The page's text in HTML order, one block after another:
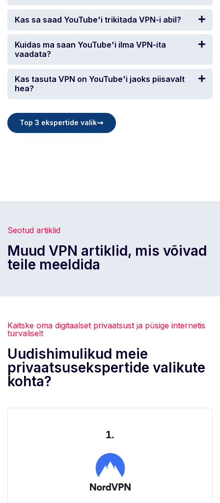
Kas sa saad YouTube'i trikitada VPN-i abil?
Kuidas ma saan YouTube'i ilma VPN-ita
vaadata?
Kas tasuta VPN on YouTube'i jaoks piisavalt
hea?
Top 3 ekspertide valik
Seotud artiklid
Muud VPN artiklid, mis võivad
teile meeldida
Kaitske oma digitaalset privaatsust ja püsige internetis
turvaliselt
Uudishimulikud meie
privaatsusekspertide valikute
kohta?
1.